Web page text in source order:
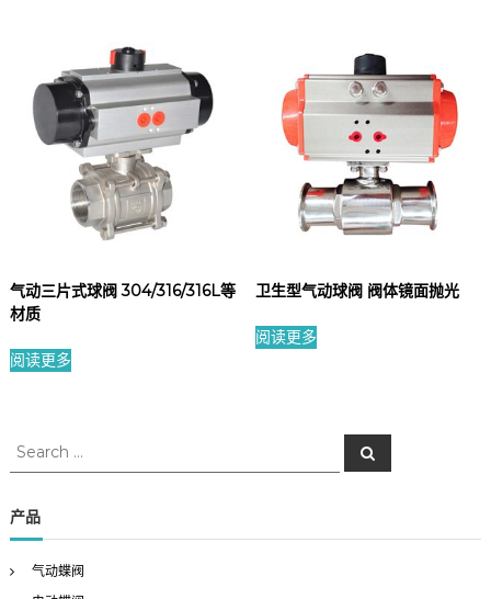
气动三片式球阀 304/316/316L等
材质
阅读更多
卫生型气动球阀 阀体镜面抛光
阅读更多
S
r
c
f
S
e
产品
气动蝶阀